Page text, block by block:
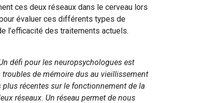
ces deux réseaux dans le cerveau lors
évaluer ces différents types de
l’efficacité des traitements actuels.
défi pour les neuropsychologues est
troubles de mémoire dus au vieillissement
plus récentes sur le fonctionnement de la
réseaux. Un réseau permet de nous